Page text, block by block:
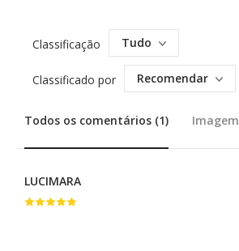
Classificação Tudo
Classificado por Recomendar
Todos os comentários (1) Imagem
LUCIMARA